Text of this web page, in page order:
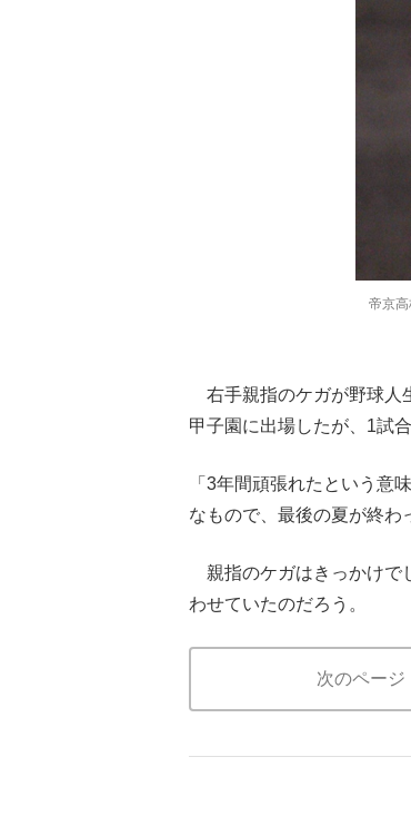
帝京
右手親指のケガが野球人
甲子園に出場したが、1試
「3年間頑張れたという意
なもので、最後の夏が終わ
親指のケガはきっかけで
わせていたのだろう。
次のページ